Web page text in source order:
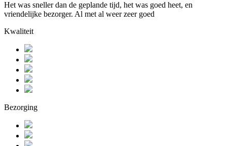
Het was sneller dan de geplande tijd, het was goed heet, en
vriendelijke bezorger. Al met al weer zeer goed
Kwaliteit
Bezorging